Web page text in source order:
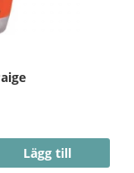
Lägg till